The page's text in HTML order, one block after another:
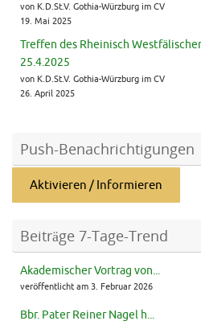
von K.D.St.V. Gothia-Würzburg im CV
19. Mai 2025
Treffen des Rheinisch
25.4.2025
von K.D.St.V. Gothia-Würzburg im CV
26. April 2025
Push-Benachrichtigungen
Aktivieren / Informieren
Beiträge 7-Tage-Trend
Akademischer Vortrag von...
veröffentlicht am 3. Februar 2026
Bbr. Pater Reiner Nagel h...